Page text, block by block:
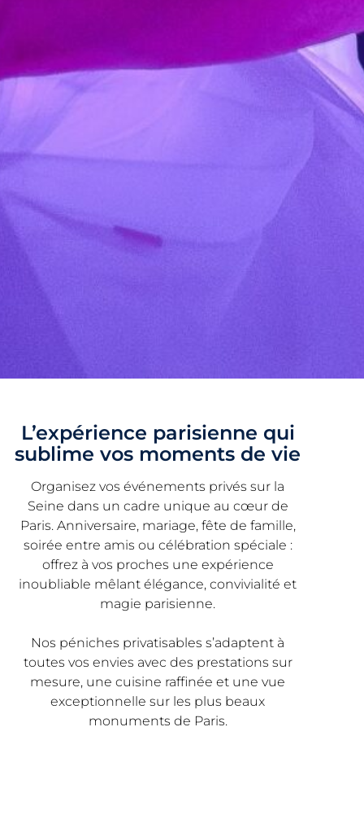
L’expérience parisienne qui
sublime vos moments de vie
Organisez vos événements privés sur la
Seine dans un cadre unique au cœur de
Paris. Anniversaire, mariage, fête de famille,
soirée entre amis ou célébration spéciale :
offrez à vos proches une expérience
inoubliable mêlant élégance, convivialité et
magie parisienne.
Nos péniches privatisables s’adaptent à
toutes vos envies avec des prestations sur
mesure, une cuisine raffinée et une vue
exceptionnelle sur les plus beaux
monuments de Paris.